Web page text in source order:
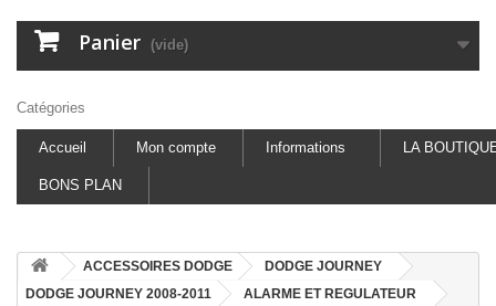
Panier (vide)
Catégories
Accueil Mon compte Informations LA
BONS PLAN
ACCESSOIRES DODGE
DODGE JOURNEY
DODGE JOURNEY 2008-2011
ALARME ET REGULATEUR